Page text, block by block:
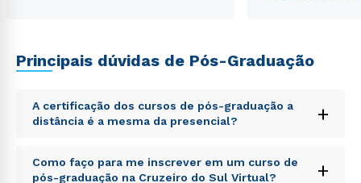
Principais dúvidas de Pós-Graduação
A certificação dos cursos de pós-graduação a
distância é a mesma da presencial?
+
Sed ut perspiciatis unde omnis iste natus error sit
voluptatem accusantium doloremque laudantium,
Como faço para me inscrever em um curso de
pós-graduação na Cruzeiro do Sul Virtual?
+